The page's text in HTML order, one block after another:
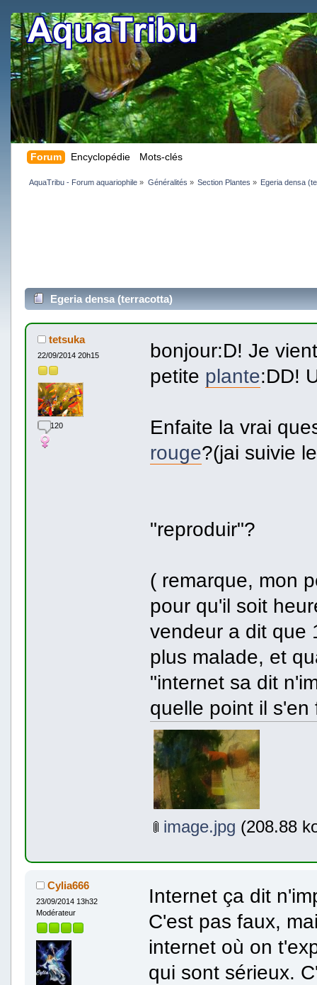
Forum Encyclopédie Mots-clés
AquaTribu - Forum aquariophile » Généralités » Section Plantes » Egeria densa
Egeria densa (terracotta)
tetsuka
22/09/2014 20h15
120
bonjour:D! Je
petite plante:DD!
Enfaite la vrai
rouge?(jai suivie
"reproduir"?
( remarque, mon
pour qu'il soit
vendeur a dit que
plus malade, et
"internet sa dit
quelle point il
image.jpg (208.88
Cylia666
23/09/2014 13h32
Modérateur
Internet ça dit
C'est pas faux,
internet où on
qui sont sérieux.